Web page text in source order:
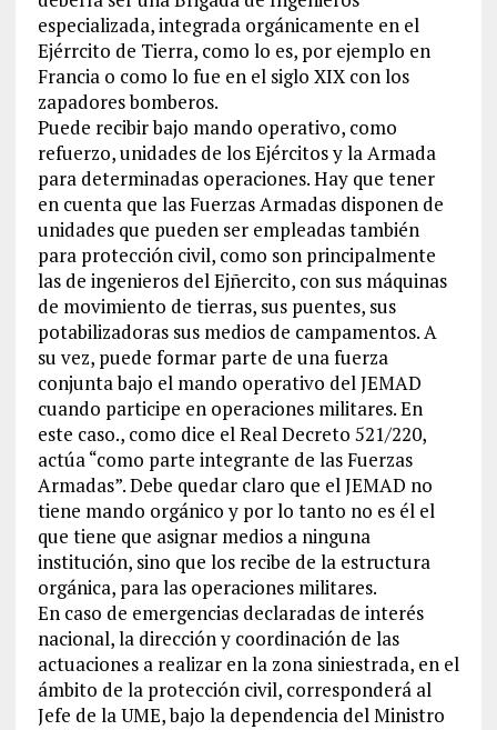
especializada, integrada orgánicamente en el
Ejérrcito de Tierra, como lo es, por ejemplo en
Francia o como lo fue en el siglo XIX con los
zapadores bomberos.
Puede recibir bajo mando operativo, como
refuerzo, unidades de los Ejércitos y la Armada
para determinadas operaciones. Hay que tener
en cuenta que las Fuerzas Armadas disponen de
unidades que pueden ser empleadas también
para protección civil, como son principalmente
las de ingenieros del Ejñercito, con sus máquinas
de movimiento de tierras, sus puentes, sus
potabilizadoras sus medios de campamentos. A
su vez, puede formar parte de una fuerza
conjunta bajo el mando operativo del JEMAD
cuando participe en operaciones militares. En
este caso., como dice el Real Decreto 521/220,
actúa “como parte integrante de las Fuerzas
Armadas”. Debe quedar claro que el JEMAD no
tiene mando orgánico y por lo tanto no es él el
que tiene que asignar medios a ninguna
institución, sino que los recibe de la estructura
orgánica, para las operaciones militares.
En caso de emergencias declaradas de interés
nacional, la dirección y coordinación de las
actuaciones a realizar en la zona siniestrada, en el
ámbito de la protección civil, corresponderá al
Jefe de la UME, bajo la dependencia del Ministro